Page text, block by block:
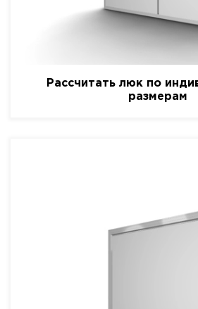
Рассчитать люк по
размерам